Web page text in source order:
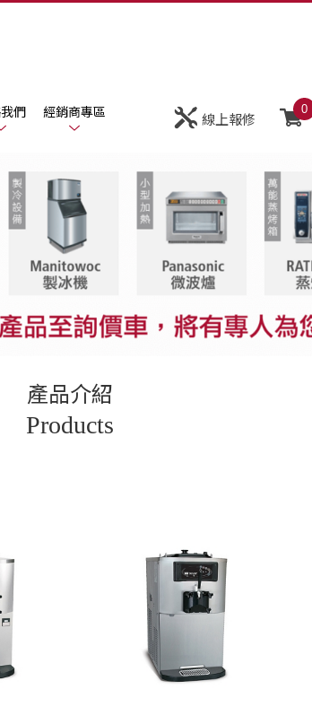
線上報修
0
們 經銷商專區
產品介紹
Products